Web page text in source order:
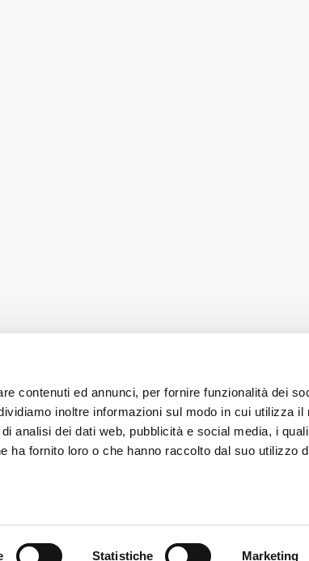
contenuti ed annunci, per fornire funzionalità dei
inoltre informazioni sul modo in cui utilizza il
analisi dei dati web, pubblicità e social media, i
ha fornito loro o che hanno raccolto dal suo utilizzo
Statistiche Marketing
info@tessutidisondrio.it